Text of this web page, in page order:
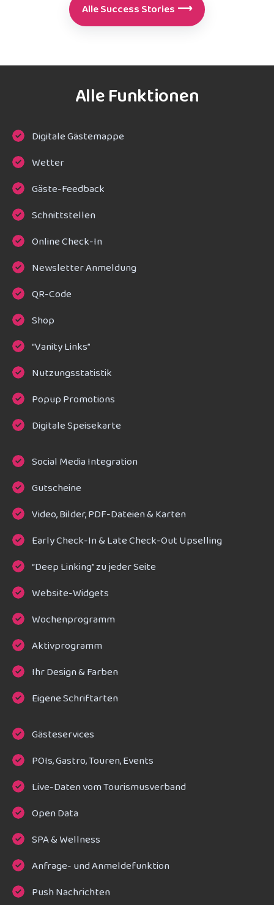
Alle Success Stories ⟶
Alle Funktionen
Digitale Gästemappe
Wetter
Gäste-Feedback
Schnittstellen
Online Check-In
Newsletter Anmeldung
QR-Code
Shop
“Vanity Links”
Nutzungsstatistik
Popup Promotions
Digitale Speisekarte
Social Media Integration
Gutscheine
Video, Bilder, PDF-Dateien & Karten
Early Check-In & Late Check-Out Upselling
“Deep Linking” zu jeder Seite
Website-Widgets
Wochenprogramm
Aktivprogramm
Ihr Design & Farben
Eigene Schriftarten
Gästeservices
POIs, Gastro, Touren, Events
Live-Daten vom Tourismusverband
Open Data
SPA & Wellness
Anfrage- und Anmeldefunktion
Push Nachrichten